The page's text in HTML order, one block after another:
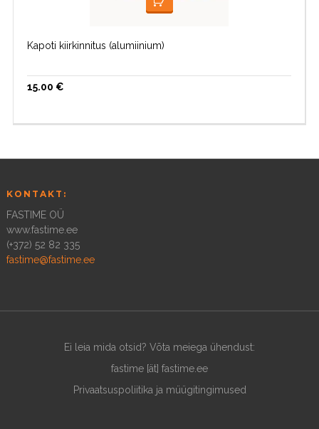
VALI
Kapoti kiirkinnitus (alumiinium)
15.00 €
KONTAKT:
FASTIME OÜ
www.fastime.ee
(+372) 52 82 335
fastime@fastime.ee
Ei leia mida otsid? Võta meiega ühendust:
fastime [ät] fastime.ee
Privaatsuspoliitika ja müügitingimused